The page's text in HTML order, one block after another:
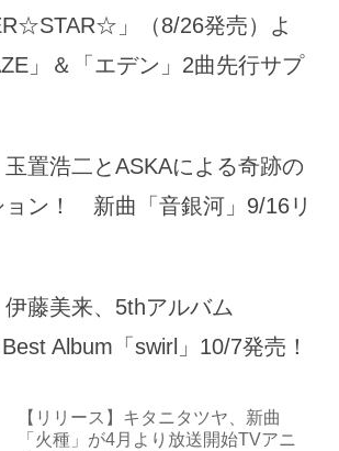
」（8/26発売）よ
」＆「エデン」2曲先行サプ
玉置浩二とASKAによる奇跡の
ョン！ 新曲「音銀河」9/16リ
伊藤美来、5thアルバム
Best Album「swirl」10/7発売！
【リリース】キタニタツヤ、新曲
「火種」が4月より放送開始TVアニ